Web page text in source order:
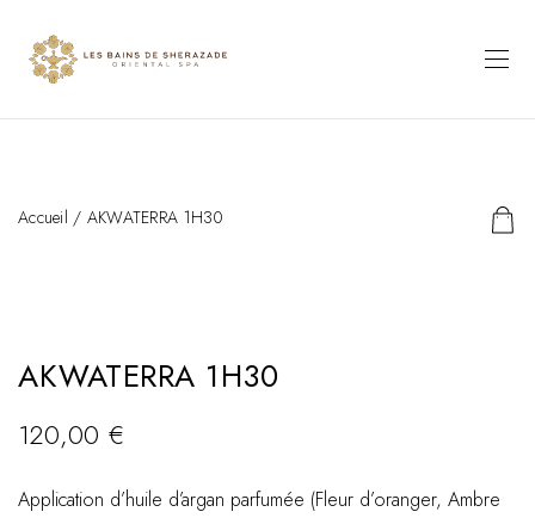
Accueil / AKWATERRA 1H30
AKWATERRA 1H30
120,00€
Application d’huile d’argan parfumée (Fleur d’oranger, Ambre